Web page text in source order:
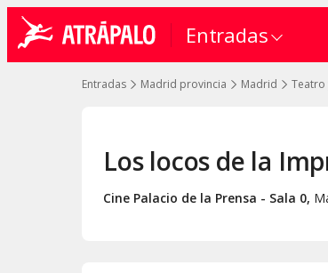
Entradas
Entradas Madrid provincia Madrid Teatro
Los locos de la
Cine Palacio de la Prensa - Sala 0,